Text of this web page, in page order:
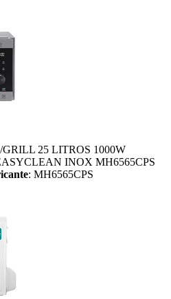
25 LITROS 1000W
INOX MH6565CPS
: MH6565CPS